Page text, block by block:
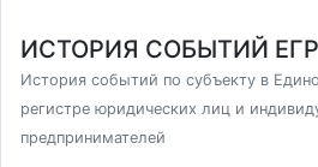
ИСТОРИЯ СОБЫТИЙ
История событий по субъекту в
регистре юридических лиц и
предпринимателей